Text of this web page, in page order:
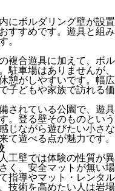
にボルダリング壁が設
すすめです。遊具と組
。
複合遊具に加えて、ボ
駐車場はありませんが
憩がしやすいです。幅
子どもや家族で訪れる
されている公園で、遊
。登る壁そのものとい
じながら遊びたい小さ
て遊べる点が魅力です。
工壁では体験の性質が
く、安全マットが無い
指導やマット・レンタ
技術を高めたい人は岩